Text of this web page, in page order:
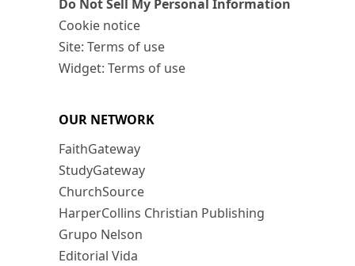
Do Not Sell My Personal Information
Cookie notice
Site: Terms of use
Widget: Terms of use
OUR NETWORK
FaithGateway
StudyGateway
ChurchSource
HarperCollins Christian Publishing
Grupo Nelson
Editorial Vida